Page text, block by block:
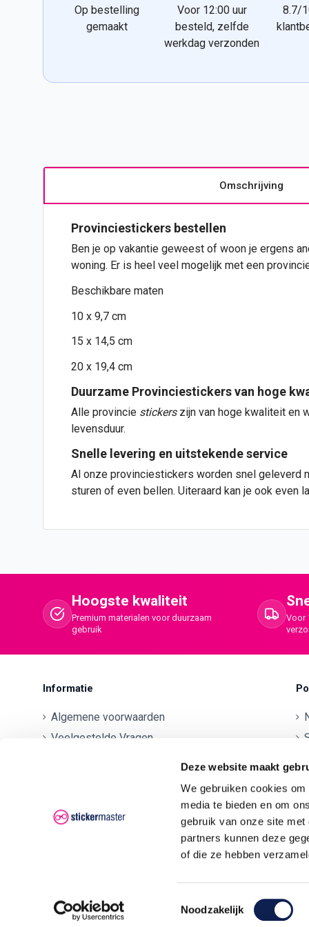
Deze website maakt
We gebruiken cookies
media te bieden en om
gebruik van onze site
partners kunnen deze
of die ze hebben
Toestemmingsselectie
Noodzakelijk
Op bestelling
gemaakt
Voor 12:00 uur
besteld, zelfde
werkdag verzonden
8.7/
Omschrijving
Provinciestickers bestellen
Ben je op vakantie geweest of woon je ergens
woning. Er is heel veel mogelijk met een
Beschikbare maten
10 x 9,7 cm
15 x 14,5 cm
20 x 19,4 cm
Duurzame Provinciestickers van hoge
Alle provincie stickerszijn van hoge kwaliteit en
levensduur.
Snelle levering en uitstekende service
Al onze provinciestickers worden snel geleverd
sturen of even bellen. Uiteraard kan je ook even
Hoogste kwaliteit
Premium materialen voor duurzaam
gebruik
Voor
Informatie
Algemene voorwaarden
Veelgestelde Vragen
Klachten
Privacyverklaring AVG/GDPR
© 2026 - Stickermaster - De